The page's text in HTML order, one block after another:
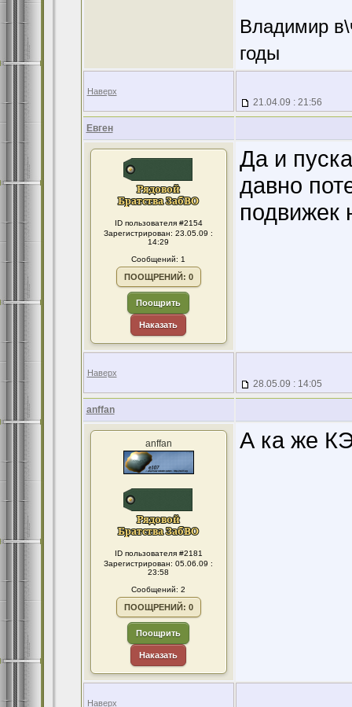
Владимир
годы
Наверх
21.04.09 : 21:56
Евген
ID пользователя #2154
Зарегистрирован: 23.05.09 :
14:29
Сообщений: 1
ПООЩРЕНИЙ: 0
Поощрить
Наказать
Да и
давно
подвижек
Наверх
28.05.09 : 14:05
anffan
anffan
ID пользователя #2181
Зарегистрирован: 05.06.09 :
23:58
Сообщений: 2
ПООЩРЕНИЙ: 0
Поощрить
Наказать
А ка же
Наверх